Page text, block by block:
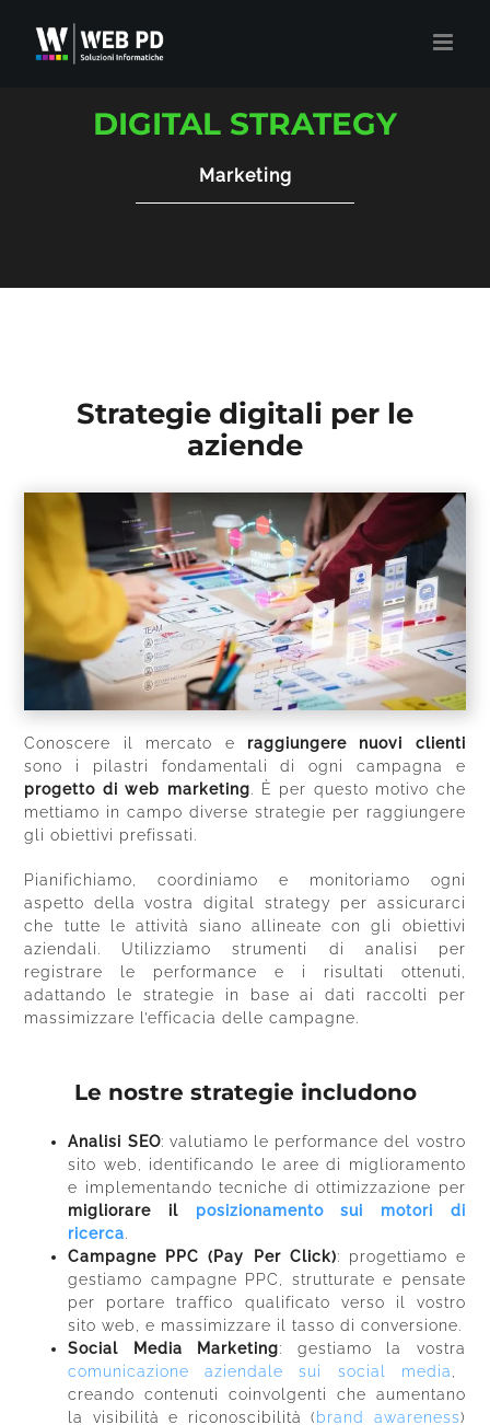
contenuto
DIGITAL STRATEGY
Marketing
Strategie digitali per le
aziende
Conoscere il mercato e raggiungere nuovi clienti
sono i pilastri fondamentali di ogni campagna e
progetto di web marketing . È per questo motivo che
mettiamo in campo diverse strategie per raggiungere
gli obiettivi prefissati.
Pianifichiamo, coordiniamo e monitoriamo ogni
aspetto della vostra digital strategy per assicurarci
che tutte le attività siano allineate con gli obiettivi
aziendali. Utilizziamo strumenti di analisi per
registrare le performance e i risultati ottenuti,
adattando le strategie in base ai dati raccolti per
massimizzare l’efficacia delle campagne.
Le nostre strategie includono
Analisi SEO: valutiamo le performance del vostro
sito web, identificando le aree di miglioramento
e implementando tecniche di ottimizzazione per
migliorare il posizionamento sui motori di
ricerca
Campagne PPC (Pay Per Click): progettiamo e
gestiamo campagne PPC, strutturate e pensate
per portare traffico qualificato verso il vostro
sito web, e massimizzare il tasso di conversione.
Social Media Marketing: gestiamo la vostra
comunicazione aziendale sui social media
creando contenuti coinvolgenti che aumentano
la visibilità e riconoscibilità (brand awareness)